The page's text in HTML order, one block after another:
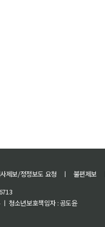
제보/정정보도 요청 ㅣ 불편제보
청소년보호책임자 : 공도윤